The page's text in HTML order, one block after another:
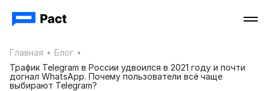
Главная • Блог •
Трафик Telegram в России удвоился в 2021 году и почти
догнал WhatsApp. Почему пользователи всё чаще
выбирают Telegram?